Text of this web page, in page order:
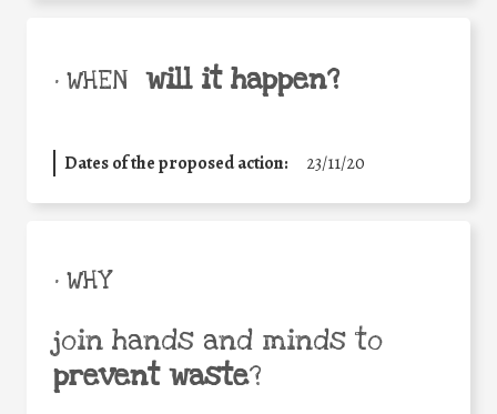
• WHEN will it happen?
Dates of the proposed action: 23/11/20
• WHY
join hands and minds to
prevent waste?